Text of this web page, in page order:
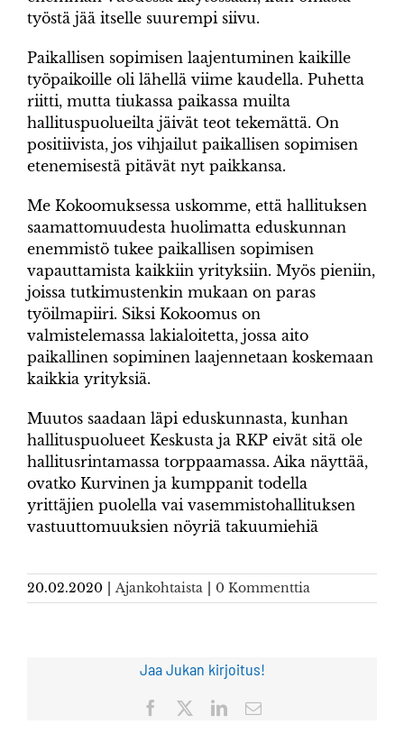
työstä jää itselle suurempi siivu.
Paikallisen sopimisen laajentuminen kaikille
työpaikoille oli lähellä viime kaudella. Puhetta
riitti, mutta tiukassa paikassa muilta
hallituspuolueilta jäivät teot tekemättä. On
positiivista, jos vihjailut paikallisen sopimisen
etenemisestä pitävät nyt paikkansa.
Me Kokoomuksessa uskomme, että hallituksen
saamattomuudesta huolimatta eduskunnan
enemmistö tukee paikallisen sopimisen
vapauttamista kaikkiin yrityksiin. Myös pieniin,
joissa tutkimustenkin mukaan on paras
työilmapiiri. Siksi Kokoomus on
valmistelemassa lakialoitetta, jossa aito
paikallinen sopiminen laajennetaan koskemaan
kaikkia yrityksiä.
Muutos saadaan läpi eduskunnasta, kunhan
hallituspuolueet Keskusta ja RKP eivät sitä ole
hallitusrintamassa torppaamassa. Aika näyttää,
ovatko Kurvinen ja kumppanit todella
yrittäjien puolella vai vasemmistohallituksen
vastuuttomuuksien nöyriä takuumiehiä
20.02.2020 Ajankohtaista 0 Kommenttia
Jaa Jukan kirjoitus!
Facebook LinkedInSähköposti